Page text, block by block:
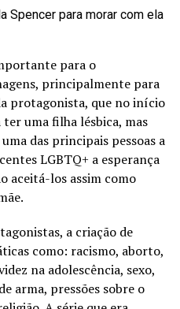
Spencer para morar com ela
para o
principalmente para
protagonista, que no início
ter uma filha lésbica, mas
das principais pessoas a
LGBTQ+ a esperança
aceitá-los assim como
a criação de
como: racismo, aborto,
na adolescência, sexo,
arma, pressões sobre o